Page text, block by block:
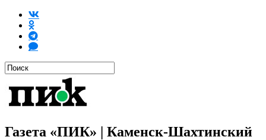
Газета «ПИК» | Каменск-Шахтинский